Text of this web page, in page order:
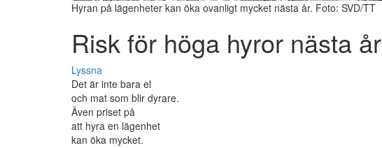
Hyran på lägenheter kan öka ovanligt mycket nästa år. Foto: SVD/TT
Risk för höga hyror nästa år
Lyssna
Det är inte bara el
och mat som blir dyrare.
Även priset på
att hyra en lägenhet
kan öka mycket.